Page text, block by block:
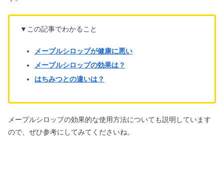
▼この記事でわかること
メープルシロップが健康に悪い
メープルシロップの効果は？
はちみつとの違いは？
メープルシロップの効果的な使用方法についても説明しています
ので、ぜひ参考にしてみてくださいね。